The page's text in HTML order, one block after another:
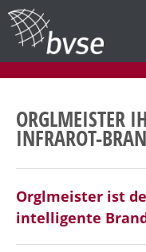
ORGLMEISTER
INFRAROT-
Orglmeister ist
intelligente